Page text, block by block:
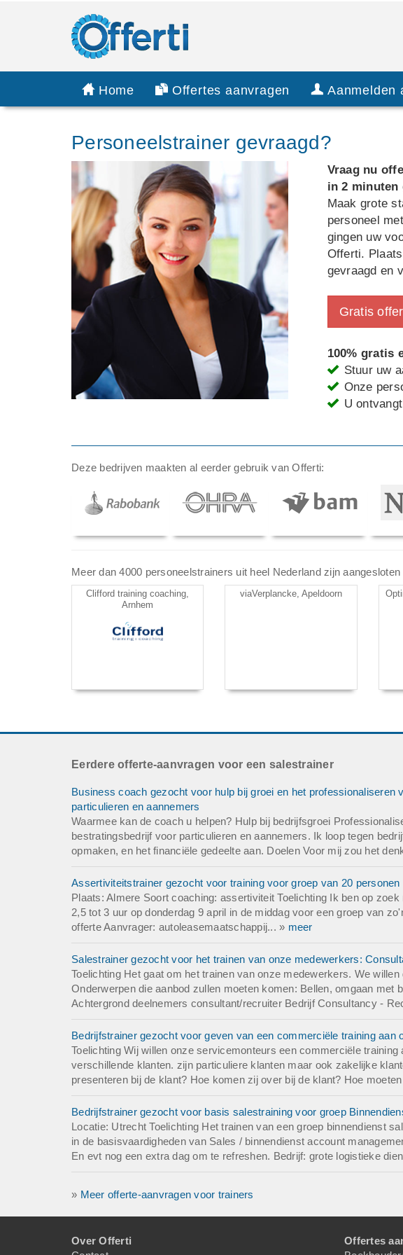
Home Offertes aanvragen Aanmelden
Personeelstrainer gevraagd?
Vraag nu
in 2 minuten
Maak grote
personeel
gingen uw
Offerti.
gevraagd en
Gratis
100% gratis
Stuur uw
Onze
U
Deze bedrijven maakten al eerder gebruik van Offerti:
Meer dan 4000 personeelstrainers uit heel Nederland zijn
Clifford training coaching,
Arnhem
viaVerplancke, Apeldoorn
Eerdere offerte-aanvragen voor een salestrainer
Business coach gezocht voor hulp bij groei en het professionaliseren
particulieren en aannemers
Waarmee kan de coach u helpen? Hulp bij bedrijfsgroei
bestratingsbedrijf voor particulieren en aannemers. Ik loop tegen
opmaken, en het financiële gedeelte aan. Doelen Voor mij zou het
Assertiviteitstrainer gezocht voor training voor groep van 20 personen
Plaats: Almere Soort coaching: assertiviteit Toelichting Ik ben op
2,5 tot 3 uur op donderdag 9 april in de middag voor een groep van
offerte Aanvrager: autoleasemaatschappij... » meer
Salestrainer gezocht voor het trainen van onze medewerkers:
Toelichting Het gaat om het trainen van onze medewerkers. We
Onderwerpen die aanbod zullen moeten komen: Bellen, omgaan met
Achtergrond deelnemers consultant/recruiter Bedrijf Consultancy -
Bedrijfstrainer gezocht voor geven van een commerciële training aan
Toelichting Wij willen onze servicemonteurs een commerciële
verschillende klanten. zijn particuliere klanten maar ook zakelijke
presenteren bij de klant? Hoe komen zij over bij de klant? Hoe
Bedrijfstrainer gezocht voor basis salestraining voor groep
Locatie: Utrecht Toelichting Het trainen van een groep binnendienst
in de basisvaardigheden van Sales / binnendienst account
En evt nog een extra dag om te refreshen. Bedrijf: grote logistieke
» Meer offerte-aanvragen voor trainers
Over Offerti
Offertes